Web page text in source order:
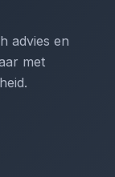
advies en
met